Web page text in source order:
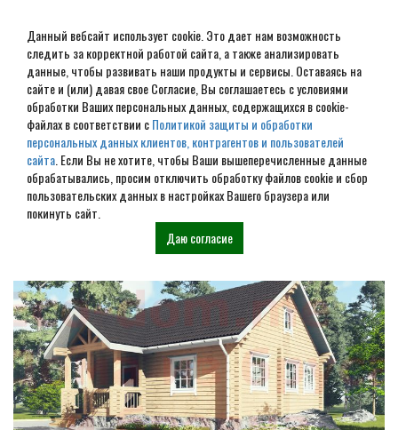
Данный вебсайт использует cookie. Это дает нам возможность
следить за корректной работой сайта, а также анализировать
данные, чтобы развивать наши продукты и сервисы. Оставаясь на
сайте и (или) давая свое Согласие, Вы соглашаетесь с условиями
обработки Ваших персональных данных, содержащихся в cookie-
файлах в соответствии сПолитикой защиты и обработки
персональных данных клиентов, контрагентов и пользователей
сайта . Если Вы не хотите, чтобы Ваши вышеперечисленные данные
обрабатывались, просим отключить обработку файлов cookie и сбор
пользовательских данных в настройках Вашего браузера или
покинуть сайт.
Даю согласие
Строительство домов под
усадку в Можайске
Наши проекты